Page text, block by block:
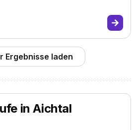
Ergebnisse laden
in Aichtal